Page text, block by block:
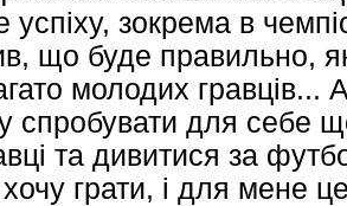
зокрема в
що буде правильно,
молодих
спробувати для себе
та дивитися за
хочу грати, і для мене